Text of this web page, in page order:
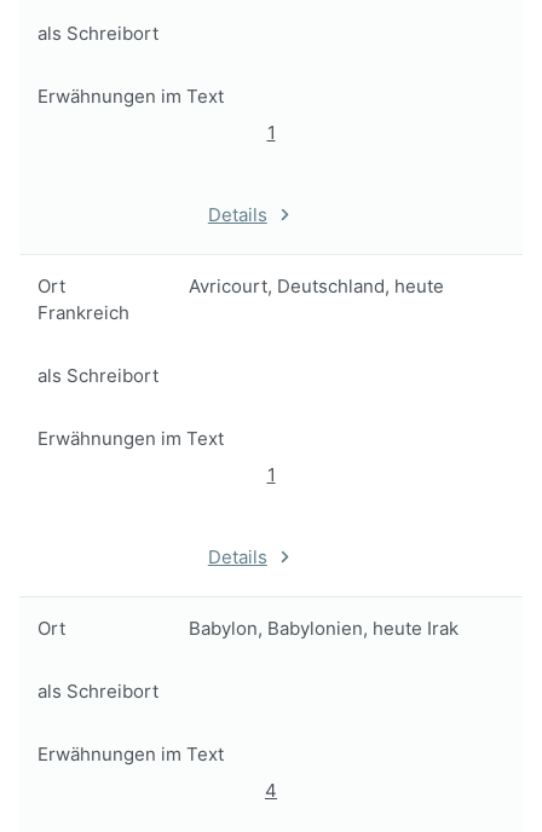
als Schreibort
Erwähnungen im Text
1
Details
Ort
Avricourt, Deutschland, heute
Frankreich
als Schreibort
Erwähnungen im Text
1
Details
Ort Babylon, Babylonien, heute Irak
als Schreibort
Erwähnungen im Text
4